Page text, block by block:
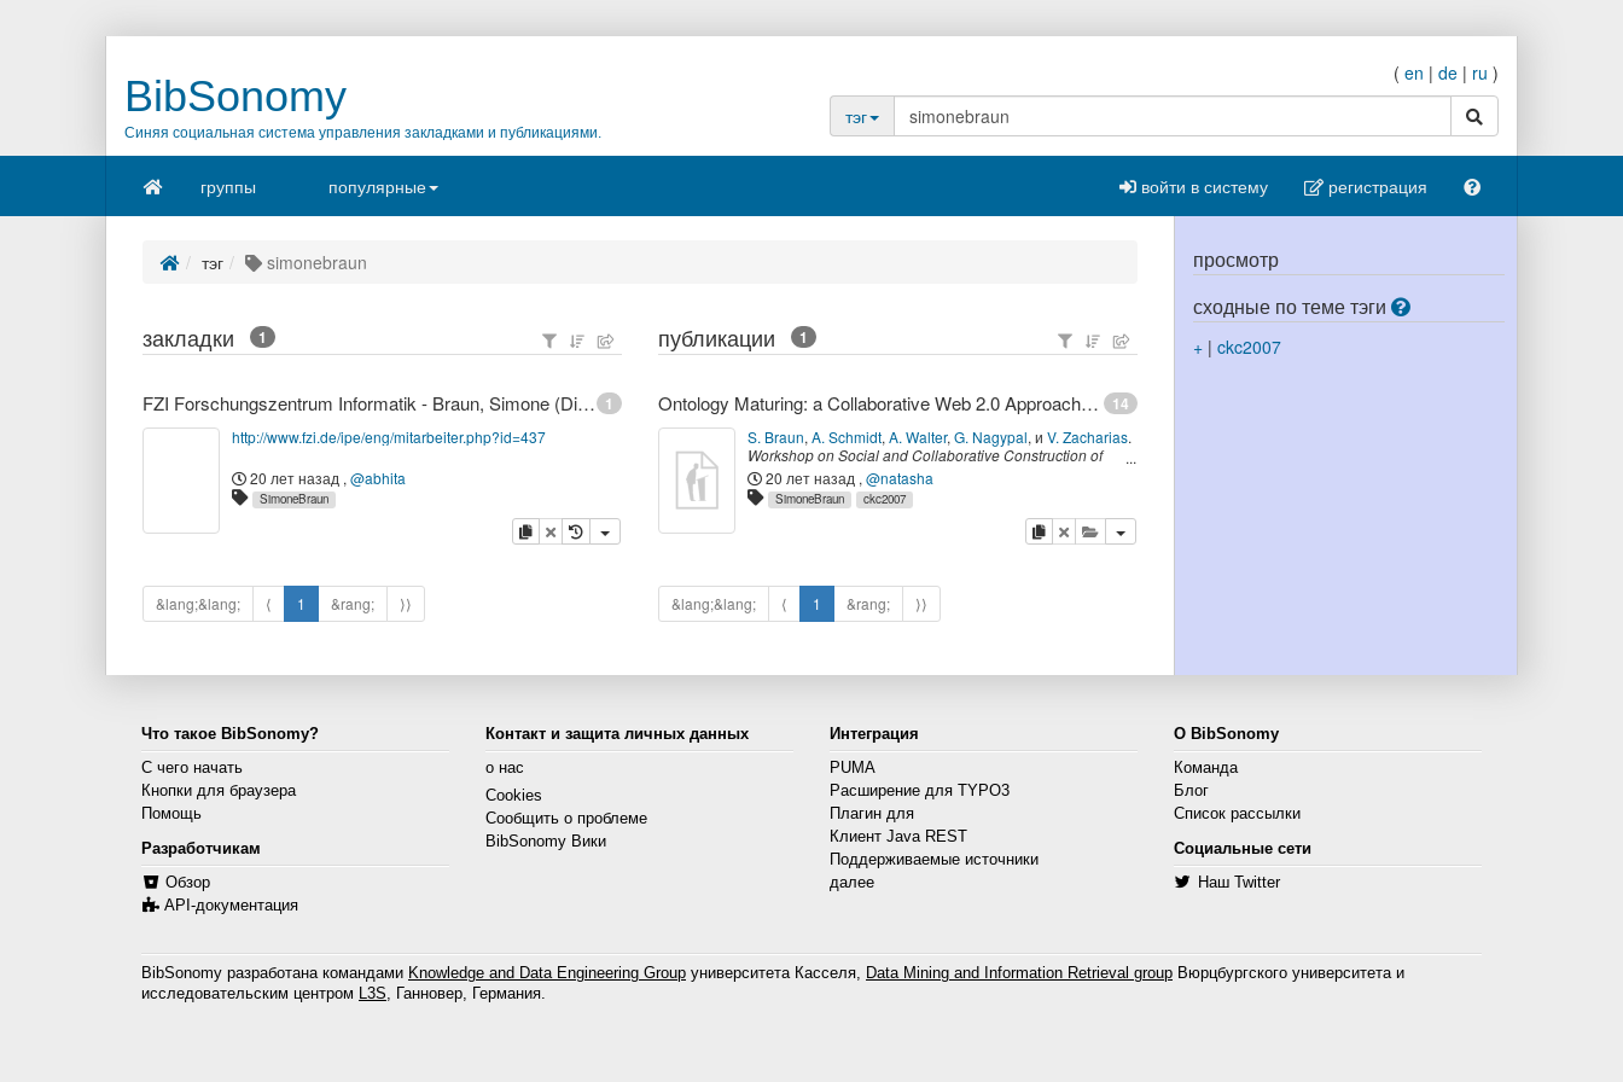
BibSonomy
Синяя социальная система управления закладками и публикациями.
( en | de | ru )
тэг
поиск
группы популярные войти в систему регистрация
тэг simonebraun
закладки 1
1
FZI Forschungszentrum Informatik - Braun, Simone (Dipl.-Mediensystemwiss.)
http://www.fzi.de/ipe/eng/mitarbeiter.php?id=437
20 лет назад , @abhita
SimoneBraun
копировать
удалить
&lang;&lang; ⟨ 1 &rang; ⟩⟩
публикации 1
14
Ontology Maturing: a Collaborative Web 2.0 Approach to Ontology Engineering
S. Braun, A. Schmidt, A. Walter, G. Nagypal, и V. Zacharias.
Workshop on Social and Collaborative Construction of
Structured Knowledge (CKC 2007) at WWW 2007
Canada,(2007)
20 лет назад , @natasha
SimoneBraun ckc2007
копировать
удалитьдобавить публикацию в буфер
&lang;&lang; ⟨ 1 &rang; ⟩⟩
просмотр
сходные по теме тэги
+| ckc2007
Что такое BibSonomy?
С чего начать
Кнопки для браузера
Помощь
Разработчикам
Обзор
API-документация
Контакт и защита личных данных
о нас
Cookies
Сообщить о проблеме
BibSonomy Вики
Интеграция
PUMA
Расширение для TYPO3
Плагин для
Клиент Java REST
Поддерживаемые источники
далее
О BibSonomy
Команда
Блог
Список рассылки
Социальные сети
Наш Twitter
BibSonomy разработана командами Knowledge and Data Engineering Group университета Касселя, Data Mining and Information Retrieval group Вюрцбургского университета и
исследовательским центром L3S, Ганновер, Германия.